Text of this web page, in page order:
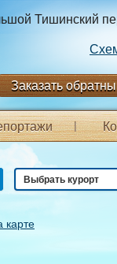
Тишинский
Заказать
Выбрать курорт
карте